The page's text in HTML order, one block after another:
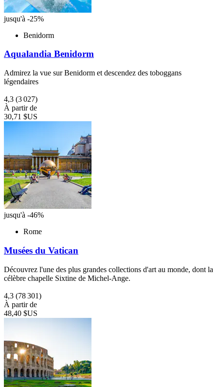
jusqu'à -25%
Benidorm
Aqualandia Benidorm
Admirez la vue sur Benidorm et descendez des toboggans
légendaires
4,3 (3 027)
À partir de
30,71 $US
jusqu'à -46%
Rome
Musées du Vatican
Découvrez l'une des plus grandes collections d'art au monde, dont la
célèbre chapelle Sixtine de Michel-Ange.
4,3 (78 301)
À partir de
48,40 $US